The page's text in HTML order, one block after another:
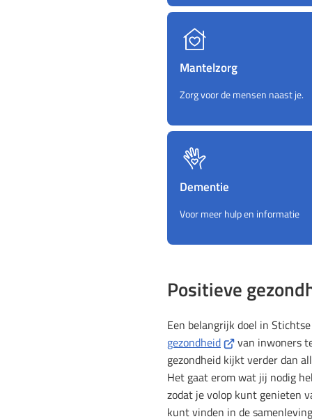
Mantelzorg
Zorg voor de mensen naast je.
Dementie
Voor meer hulp en informatie
Positieve
Een belangrijk doel in
gezondheid(Verwijst
naar
een
externe
website)
van inwoners
gezondheid kijkt verder dan
Het gaat erom wat jij nodig
zodat je volop kunt genieten
kunt vinden in de